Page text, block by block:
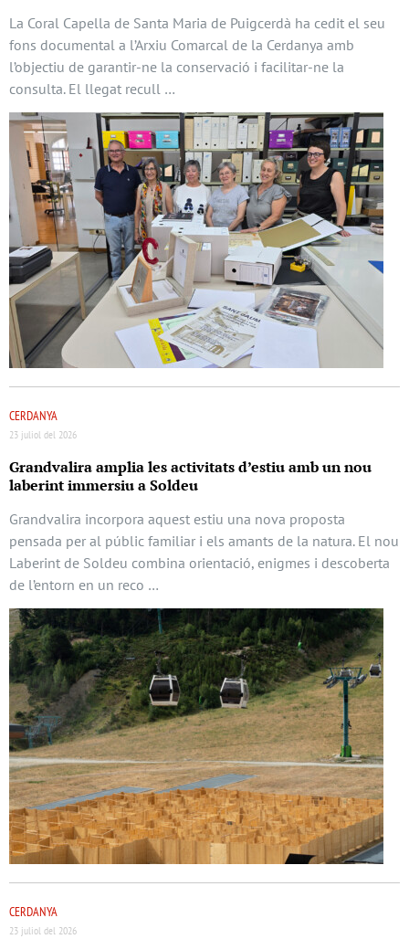
La Coral Capella de Santa Maria de Puigcerdà ha cedit el seu
fons documental a l’Arxiu Comarcal de la Cerdanya amb
l’objectiu de garantir-ne la conservació i facilitar-ne la
consulta. El llegat recull …
CERDANYA
23 juliol del 2026
Grandvalira amplia les activitats d’estiu amb un nou
laberint immersiu a Soldeu
Grandvalira incorpora aquest estiu una nova proposta
pensada per al públic familiar i els amants de la natura. El nou
Laberint de Soldeu combina orientació, enigmes i descoberta
de l’entorn en un reco …
CERDANYA
23 juliol del 2026